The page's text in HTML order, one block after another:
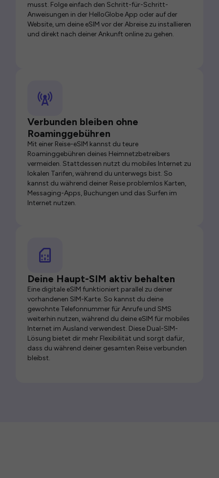
musst. Folge einfach den Schritt-für-Schritt-
Anweisungen in der HelloGlobe App oder auf der
Website, um deine eSIM vor der Abreise zu installieren
und direkt nach deiner Ankunft online zu gehen.
Verbunden bleiben ohne
Roaminggebühren
Mit einer Reise-eSIM kannst du teure
Roaminggebühren deines Heimnetzbetreibers
vermeiden. Stattdessen nutzt du mobiles Internet zu
lokalen Tarifen, während du unterwegs bist. So
kannst du während deiner Reise problemlos Karten,
Messaging-Apps, Buchungen und das Surfen im
Internet nutzen.
Deine Haupt-SIM aktiv behalten
Eine digitale eSIM funktioniert parallel zu deiner
vorhandenen SIM-Karte. So kannst du deine
gewohnte Telefonnummer für Anrufe und SMS
weiterhin nutzen, während du deine eSIM für mobiles
Internet im Ausland verwendest. Diese Dual-SIM-
Lösung bietet dir mehr Flexibilität und sorgt dafür,
dass du während deiner gesamten Reise verbunden
bleibst.